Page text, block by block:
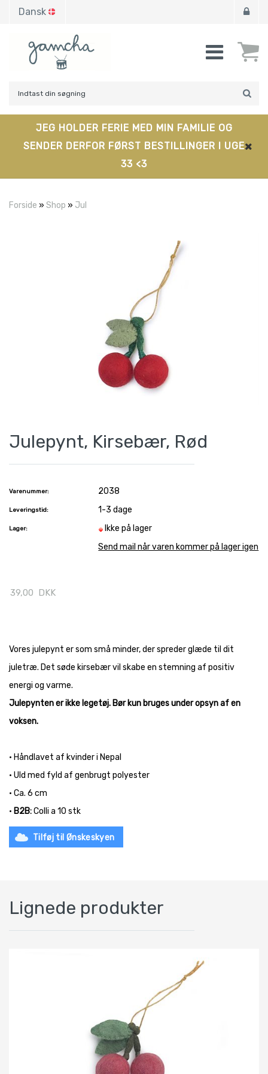
Dansk
JEG HOLDER FERIE MED MIN FAMILIE OG
SENDER DERFOR FØRST BESTILLINGER I UGE
33 <3
Forside » Shop » Jul
Julepynt, Kirsebær, Rød
Varenummer: 2038
Leveringstid: 1-3 dage
Lager:
Ikke på lager
Send mail når varen kommer på lager igen
39,00 DKK
Vores julepynt er som små minder, der spreder glæde til dit
juletræ. Det søde kirsebær vil skabe en stemning af positiv
energi og varme.
Julepynten er ikke legetøj. Bør kun bruges under opsyn af en
voksen.
• Håndlavet af kvinder i Nepal
• Uld med fyld af genbrugt polyester
• Ca. 6 cm
• B2B:Colli a 10 stk
Tilføj til Ønskeskyen
Lignede produkter